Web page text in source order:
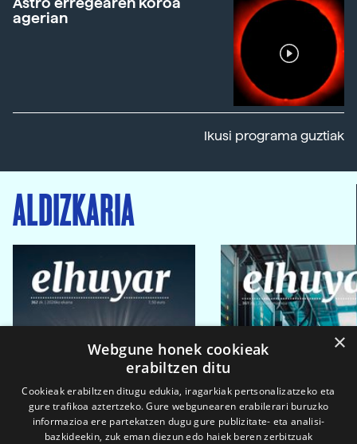
agerian
Ikusi programa guztiak
ALDIZKARIA
×
Webgune honek cookieak
erabiltzen ditu
Cookieak erabiltzen ditugu edukia, iragarkiak pertsonalizatzeko eta
gure trafikoa aztertzeko. Gure webgunearen erabilerari buruzko
informazioa ere partekatzen dugu gure publizitate- eta analisi-
bazkideekin, zuk eman diezun edo haiek beren zerbitzuak